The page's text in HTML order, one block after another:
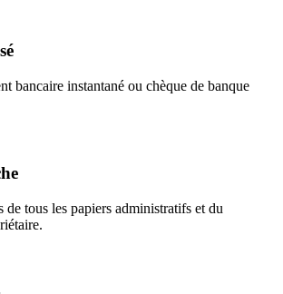
bancaire instantané ou chèque de banque
de tous les papiers administratifs et du